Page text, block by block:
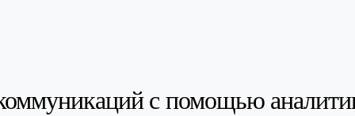
с помощью